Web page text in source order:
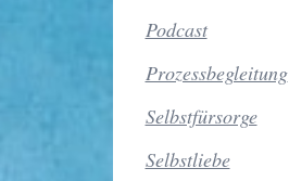
Podcast
Prozessbegleitung
Selbstfürsorge
Selbstliebe